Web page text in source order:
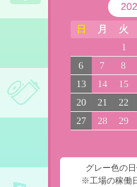
日 月 火
1
6
7 8
13
14 15
20
21 22
27
28 29
グレー色の日
※工場の稼働